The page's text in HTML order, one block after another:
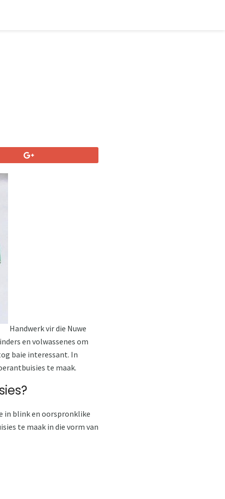
Handwerk vir die Nuwe
en volwassenes om
baie interessant. In
te maak.
in blink en oorspronklike
te maak in die vorm van